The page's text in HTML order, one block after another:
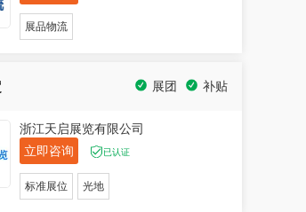
展品物流
补贴
展团
浙江天启展览有限公司
立即咨询
已认证
标准展位 光地